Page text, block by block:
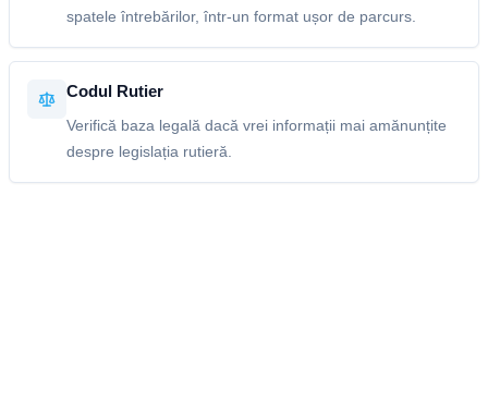
spatele întrebărilor, într-un format ușor de parcurs.
Codul Rutier
Verifică baza legală dacă vrei informații mai amănunțite
despre legislația rutieră.